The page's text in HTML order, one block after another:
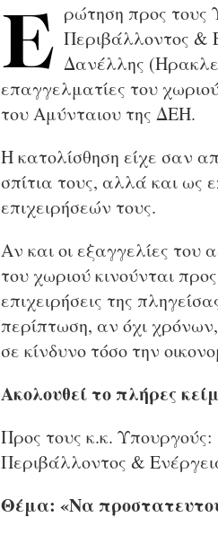
Ε ρώτηση προς τους
Περιβάλλοντος &
Δανέλλης
επαγγελματίες του
του Αμύνταιου της ΔΕΗ.
Η κατολίσθηση είχε σαν
σπίτια τους, αλλά και ως
επιχειρήσεών τους.
Αν και οι εξαγγελίες
του χωριού κινούνται
επιχειρήσεις της
περίπτωση, αν όχι
σε κίνδυνο τόσο την
Ακολουθεί το πλήρες
Προς τους κ.κ.
Περιβάλλοντος &
Θέμα: «Να